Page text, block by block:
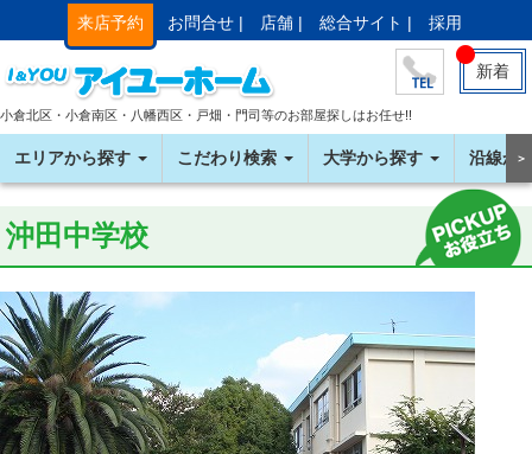
来店予約 お問合せ | 店舗 | 総合サイト | 採用
新着
小倉北区・小倉南区・八幡西区・戸畑・門司等のお部屋探しはお任せ!!
エリアから探す こだわり検索 大学から探す 沿線か＞
沖田中学校